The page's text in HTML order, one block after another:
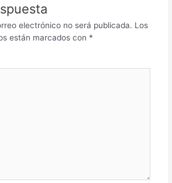
electrónico no será publicada. Los
están marcados con *